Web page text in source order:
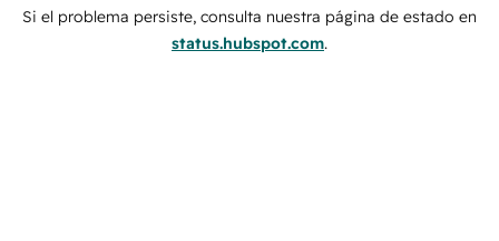
Si el problema persiste, consulta nuestra página de estado en
status.hubspot.com.